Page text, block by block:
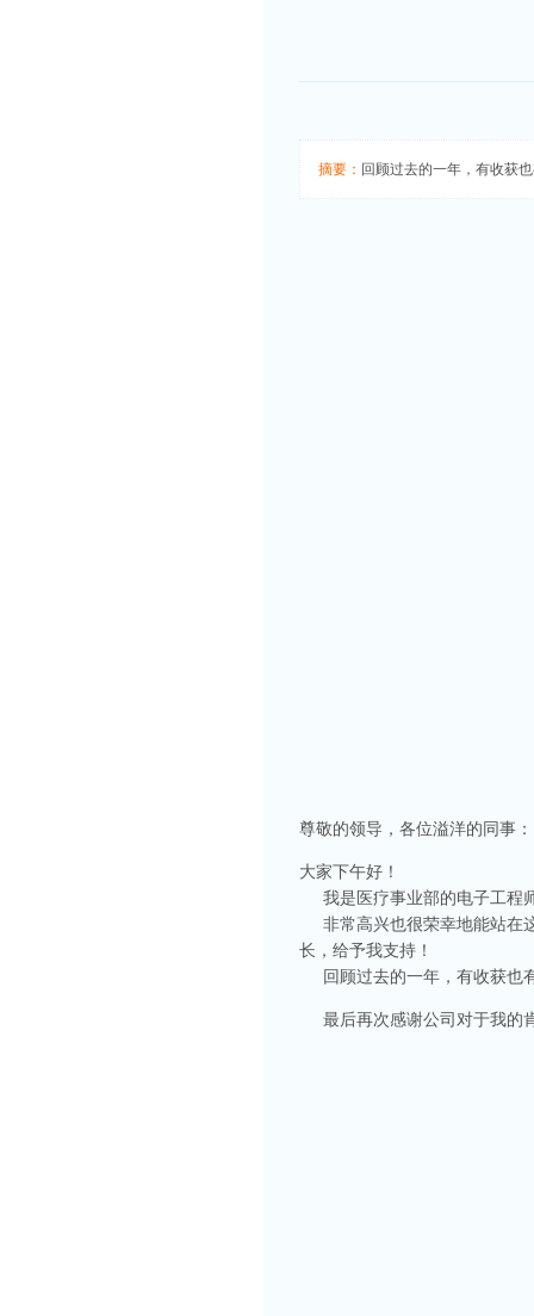
摘要： 回顾过去的一年，有收获
尊敬的领导，各位溢洋的同事：
大家下午好！
我是医疗事业部的电子工程
非常高兴也很荣幸地能站在
长，给予我支持！
回顾过去的一年，有收获也
最后再次感谢公司对于我的